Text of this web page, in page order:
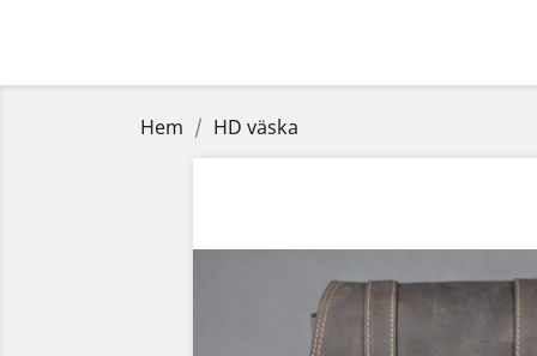
Hem HD väska